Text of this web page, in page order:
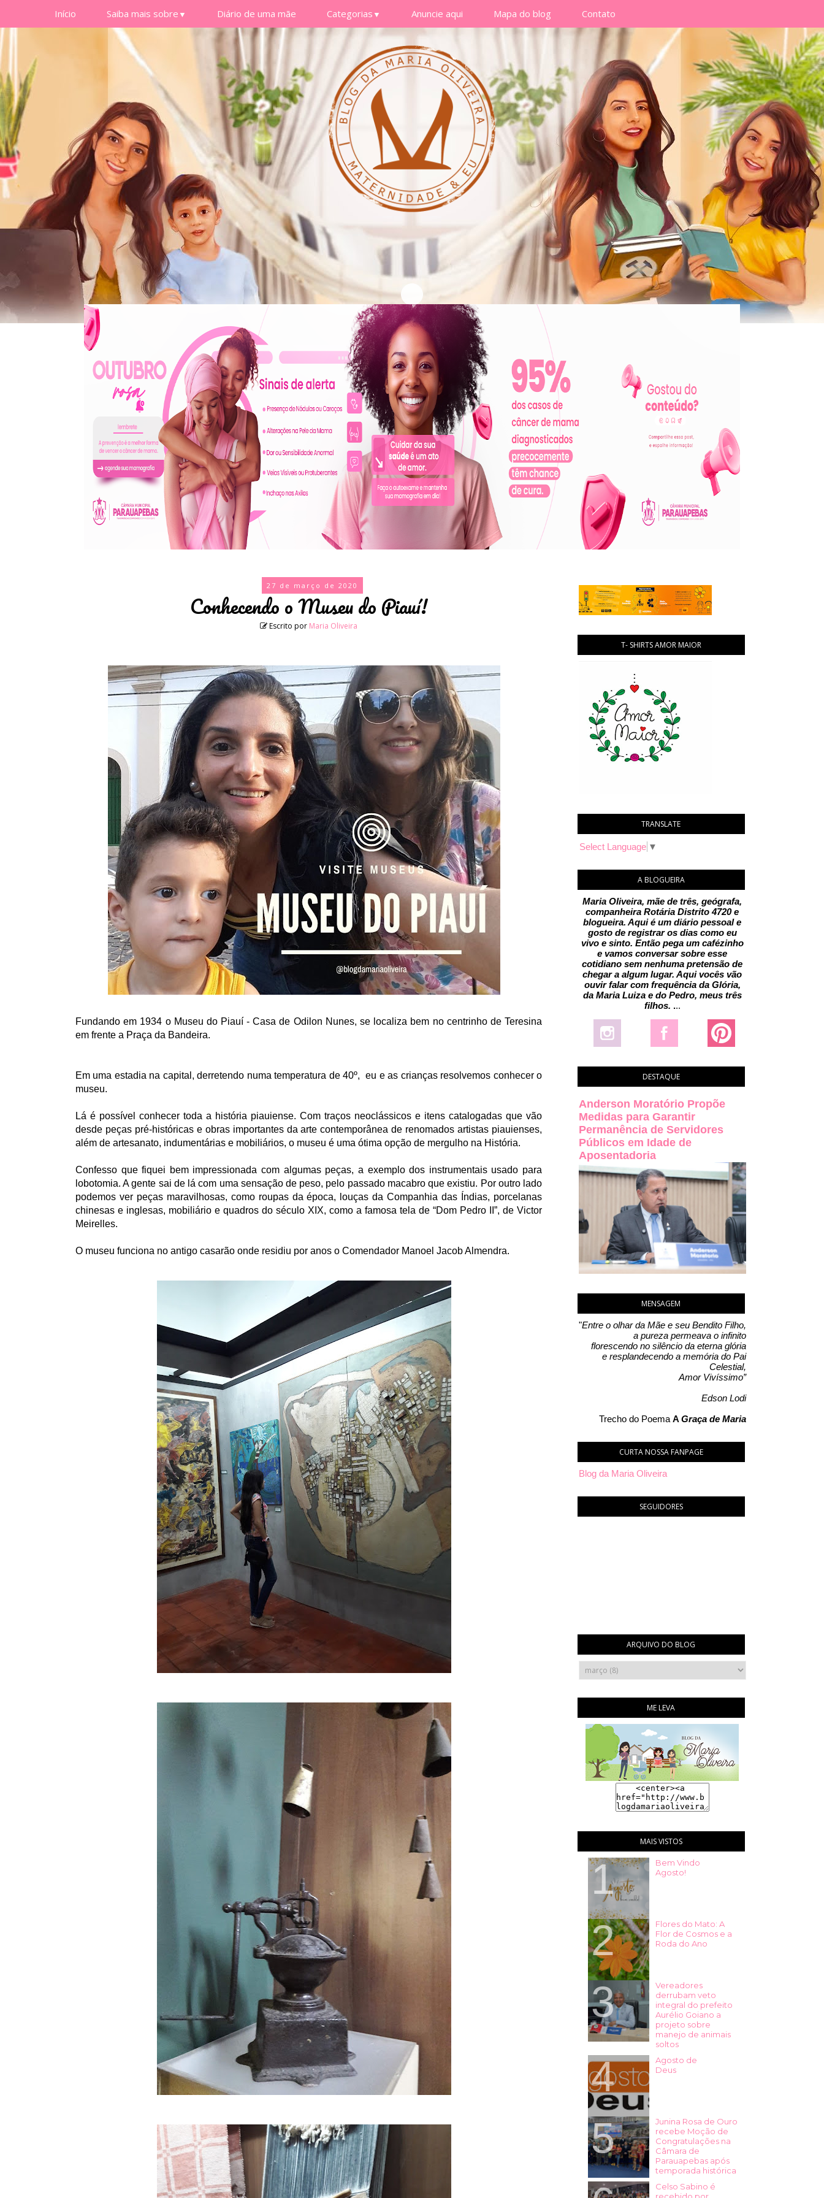
Início Saiba mais sobre ▼ Diário de uma mãe Categorias ▼ Anuncie aqui Mapa do blog Contato
27 de março de 2020
Conhecendo o Museu do Piauí!
Escrito por Maria Oliveira
Fundando em 1934 o Museu do Piauí - Casa de Odilon Nunes, se localiza bem no centrinho de Teresina
em frente a Praça da Bandeira.
Em uma estadia na capital, derretendo numa temperatura de 40º, eu e as crianças resolvemos conhecer o
museu.
Lá é possível conhecer toda a história piauiense. Com traços neoclássicos e itens catalogadas que vão
desde peças pré-históricas e obras importantes da arte contemporânea de renomados artistas piauienses,
além de artesanato, indumentárias e mobiliários, o museu é uma ótima opção de mergulho na História.
Confesso que fiquei bem impressionada com algumas peças, a exemplo dos instrumentais usado para
lobotomia. A gente sai de lá com uma sensação de peso, pelo passado macabro que existiu. Por outro lado
podemos ver peças maravilhosas, como roupas da época, louças da Companhia das Índias, porcelanas
chinesas e inglesas, mobiliário e quadros do século XIX, como a famosa tela de “Dom Pedro II”, de Victor
Meirelles.
O museu funciona no antigo casarão onde residiu por anos o Comendador Manoel Jacob Almendra.
T- SHIRTS AMOR MAIOR
TRANSLATE
Select Language ▼
A BLOGUEIRA
Maria Oliveira, mãe de três, geógrafa,
companheira Rotária Distrito 4720 e
blogueira. Aqui é um diário pessoal e
gosto de registrar os dias como eu
vivo e sinto. Então pega um cafézinho
e vamos conversar sobre esse
cotidiano sem nenhuma pretensão de
chegar a algum lugar. Aqui vocês vão
ouvir falar com frequência da Glória,
da Maria Luiza e do Pedro, meus três
filhos. ...
DESTAQUE
Anderson Moratório Propõe
Medidas para Garantir
Permanência de Servidores
Públicos em Idade de
Aposentadoria
MENSAGEM
"Entre o olhar da Mãe e seu Bendito Filho,
a pureza permeava o infinito
florescendo no silêncio da eterna glória
e resplandecendo a memória do Pai
Celestial,
Amor Vivíssimo”
Edson Lodi
Trecho do Poema A Graça de Maria
CURTA NOSSA FANPAGE
Blog da Maria Oliveira
SEGUIDORES
ARQUIVO DO BLOG
ME LEVA
MAIS VISTOS
Bem Vindo
Agosto!
Flores do Mato: A
Flor de Cosmos e a
Roda do Ano
Vereadores
derrubam veto
integral do prefeito
Aurélio Goiano a
projeto sobre
manejo de animais
soltos
Agosto de
Deus
Junina Rosa de Ouro
recebe Moção de
Congratulações na
Câmara de
Parauapebas após
temporada histórica
Celso Sabino é